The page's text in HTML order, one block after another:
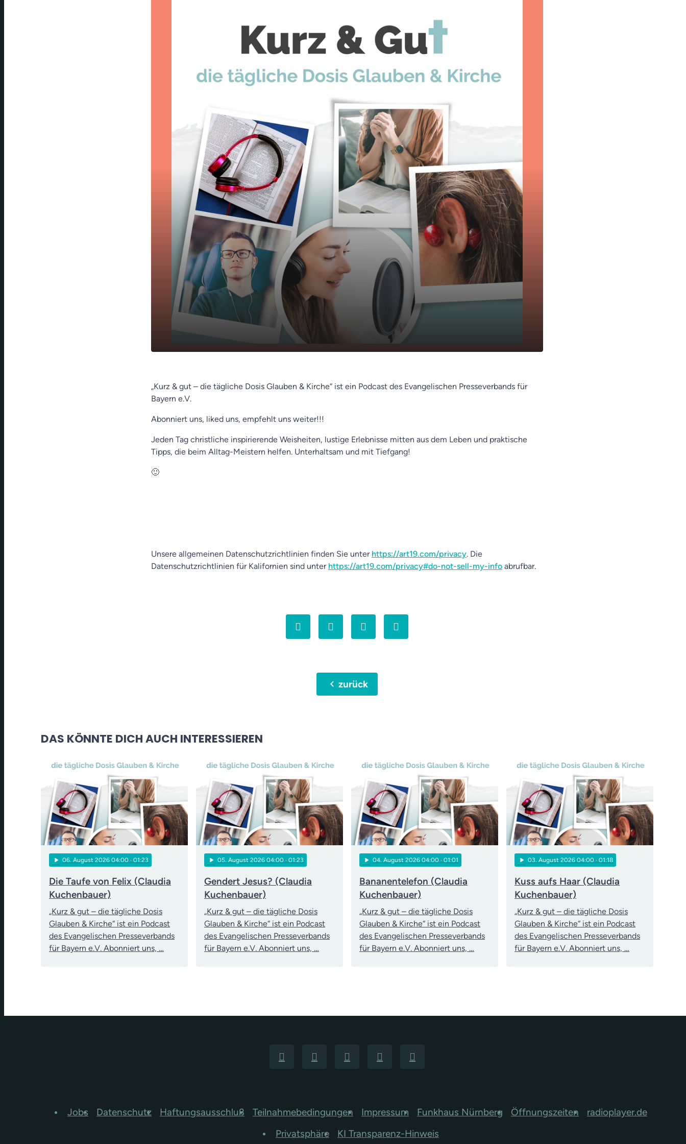
„Kurz & gut – die tägliche Dosis Glauben & Kirche“ ist ein Podcast des Evangelischen Presseverbands für
Bayern e.V.
Abonniert uns, liked uns, empfehlt uns weiter!!!
Jeden Tag christliche inspirierende Weisheiten, lustige Erlebnisse mitten aus dem Leben und praktische
Tipps, die beim Alltag-Meistern helfen. Unterhaltsam und mit Tiefgang!
🙂
Unsere allgemeinen Datenschutzrichtlinien finden Sie unter https://art19.com/privacy. Die
Datenschutzrichtlinien für Kalifornien sind unter https://art19.com/privacy#do-not-sell-my-info abrufbar.
chevron_leftzurück
DAS KÖNNTE DICH AUCH INTERESSIEREN
play_arrow 06 . August 2026 04:00 · 01:23
Die Taufe von Felix (Claudia
Kuchenbauer)
„Kurz & gut – die tägliche Dosis
Glauben & Kirche“ ist ein Podcast
des Evangelischen Presseverbands
für Bayern e.V. Abonniert uns, …
play_arrow 05 . August 2026 04:00 · 01:23
Gendert Jesus? (Claudia
Kuchenbauer)
„Kurz & gut – die tägliche Dosis
Glauben & Kirche“ ist ein Podcast
des Evangelischen Presseverbands
für Bayern e.V. Abonniert uns, …
play_arrow 04 . August 2026 04:00 · 01:01
Bananentelefon (Claudia
Kuchenbauer)
„Kurz & gut – die tägliche Dosis
Glauben & Kirche“ ist ein Podcast
des Evangelischen Presseverbands
für Bayern e.V. Abonniert uns, …
play_arrow 03 . August 2026 04:00 · 01:18
Kuss aufs Haar (Claudia
Kuchenbauer)
„Kurz & gut – die tägliche Dosis
Glauben & Kirche“ ist ein Podcast
des Evangelischen Presseverbands
für Bayern e.V. Abonniert uns, …
Jobs Datenschutz Haftungsausschluß Teilnahmebedingungen Impressum Funkhaus Nürnberg Öffnungszeiten
radioplayer.de
Privatsphäre
KI Transparenz-Hinweis